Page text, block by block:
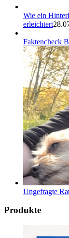
Wie ein
erleichtert
Faktencheck
Ungefragte
Produkte